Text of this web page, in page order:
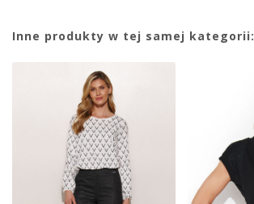
Inne produkty w tej samej kategorii: